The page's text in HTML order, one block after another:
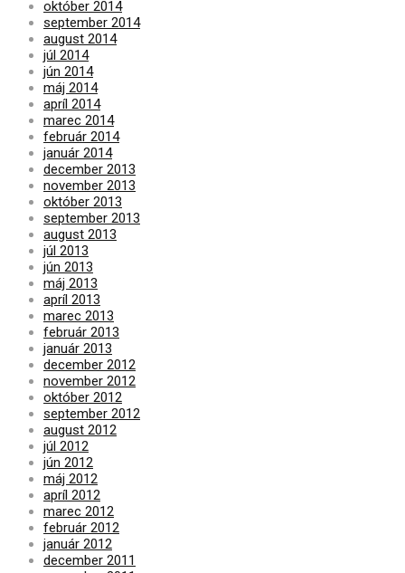
október 2014
september 2014
august 2014
júl 2014
jún 2014
máj 2014
apríl 2014
marec 2014
február 2014
január 2014
december 2013
november 2013
október 2013
september 2013
august 2013
júl 2013
jún 2013
máj 2013
apríl 2013
marec 2013
február 2013
január 2013
december 2012
november 2012
október 2012
september 2012
august 2012
júl 2012
jún 2012
máj 2012
apríl 2012
marec 2012
február 2012
január 2012
december 2011